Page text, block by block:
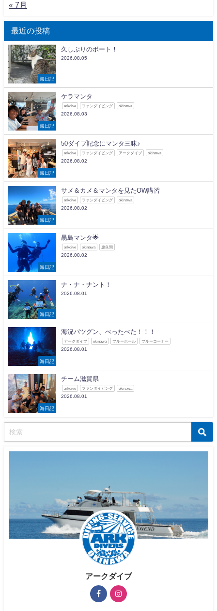
« 7月
最近の投稿
海日記
久しぶりのボート！
2026.08.05
海日記
ケラマンタ
arkdive ファンダイビング okinawa
2026.08.03
海日記
50ダイブ記念にマンタ三昧♪
arkdive ファンダイビング アークダイブ okinawa
2026.08.02
海日記
サメ＆カメ＆マンタを見たOW講習
arkdive ファンダイビング okinawa
2026.08.02
海日記
黒島マンタ🌟
arkdive okinawa 慶良間
2026.08.02
海日記
ナ・ナ・ナント！
2026.08.01
海日記
海況バツグン、べったべた！！！
アークダイブ okinawa ブルーホール ブルーコーナー
2026.08.01
海日記
チーム滋賀県
arkdive ファンダイビング okinawa
2026.08.01
アークダイブ